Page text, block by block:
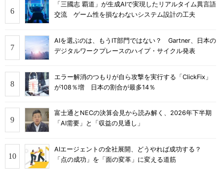
「三國志 覇道」が生成AIで実現したリアルタイム異言語
交流 ゲーム性を損なわないシステム設計の工夫
AIを選ぶのは、もうIT部門ではない？ Gartner、日本の
デジタルワークプレースのハイプ・サイクル発表
エラー解消のつもりが自ら攻撃を実行する「ClickFix」
が108％増 日本の割合が最多14％
富士通とNECの決算会見から読み解く、2026年下半期
「AI需要」と「収益の見通し」
AIエージェントの全社展開、どうやれば成功する？
「点の成功」を「面の変革」に変える道筋